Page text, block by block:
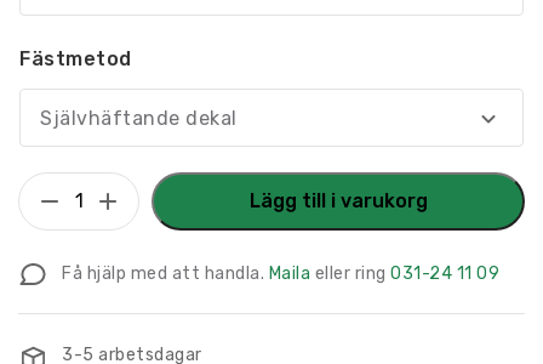
Fästmetod
Självhäftande dekal
Förbudsskylt
Förbud
klättring
mängd
Lägg till i varukorg
Få hjälp med att handla. Maila eller ring 031-24 11 09
3-5 arbetsdagar